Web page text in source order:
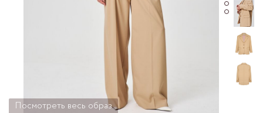
Посмотреть весь образ